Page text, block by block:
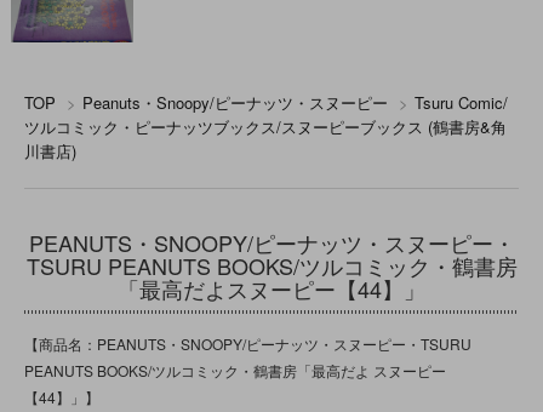
TOP > Peanuts・Snoopy/ピーナッツ・スヌーピー > Tsuru Comic/
ツルコミック・ピーナッツブックス/スヌーピーブックス (鶴書房&角
川書店)
PEANUTS・SNOOPY/ピーナッツ・スヌーピー・
TSURU PEANUTS BOOKS/ツルコミック・鶴書房
「最高だよスヌーピー【44】」
【商品名：PEANUTS・SNOOPY/ピーナッツ・スヌーピー・TSURU
PEANUTS BOOKS/ツルコミック・鶴書房「最高だよ スヌーピー
【44】」】